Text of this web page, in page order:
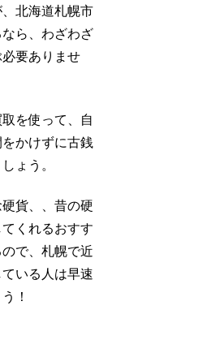
北海道札幌市
ら、わざわざ
要ありませ
を使って、自
かけずに古銭
ょう。
貨、、昔の硬
くれるおすす
で、札幌で近
いる人は早速
！